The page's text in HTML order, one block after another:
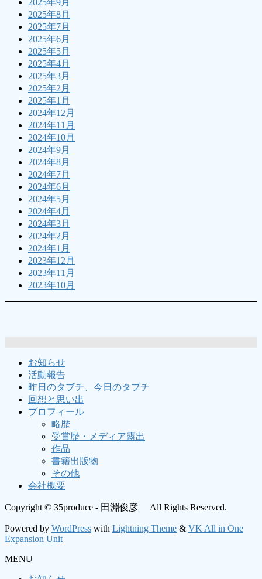
2025年9月
2025年8月
2025年7月
2025年6月
2025年5月
2025年4月
2025年3月
2025年2月
2025年1月
2024年12月
2024年11月
2024年10月
2024年9月
2024年8月
2024年7月
2024年6月
2024年5月
2024年4月
2024年3月
2024年2月
2024年1月
2023年12月
2023年11月
2023年10月
お知らせ
活動報告
昨日のタブチ、今日のタブチ
回想と思い出
プロフィール
略歴
受賞歴・メディア露出
作品
書籍出版物
その他
会社概要
Copyright © 35produce - 田淵俊彦 All Rights Reserved.
Powered by WordPress with Lightning Theme & VK All in One
Expansion Unit
MENU